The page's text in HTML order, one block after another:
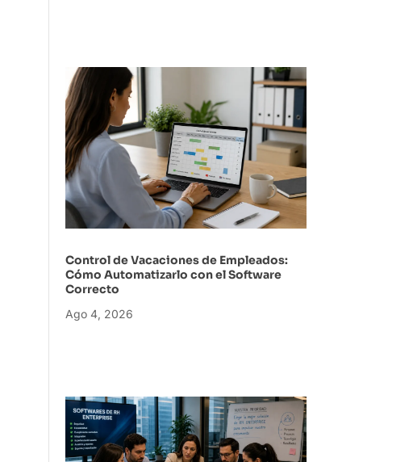
Control de Vacaciones de Empleados:
Cómo Automatizarlo con el Software
Correcto
Ago 4, 2026